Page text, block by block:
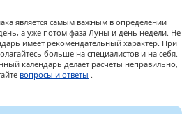
является самым важным в определении
а уже потом фаза Луны и день недели. Не
имеет рекомендательный характер. При
больше на специалистов и на себя.
календарь делает расчеты неправильно,
вопросы и ответы .